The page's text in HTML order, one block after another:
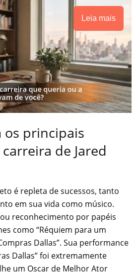
Leia mais
os principais
de Jared
é repleta de sucessos, tanto
em sua vida como músico.
reconhecimento por papéis
como “Réquiem para um
Dallas”. Sua performance
Dallas” foi extremamente
um Oscar de Melhor Ator